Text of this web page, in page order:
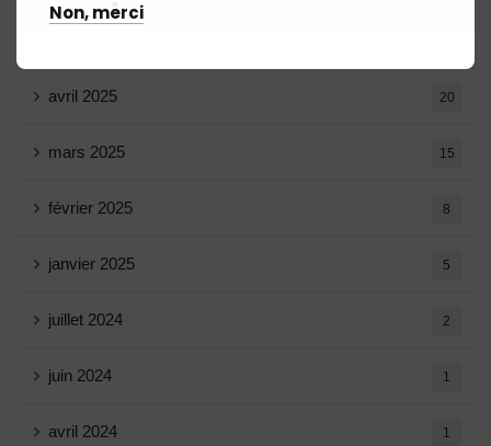
avril 2025 20
mars 2025 15
février 2025 8
janvier 2025 5
juillet 2024 2
juin 2024 1
avril 2024 1
Non, merci